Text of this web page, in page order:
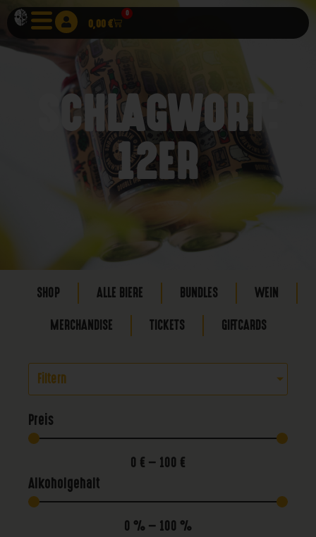
0,00€
0
SCHLAGWORT:
12ER
SHOP ALLE BIERE BUNDLES WEIN
MERCHANDISE TICKETS GIFTCARDS
Filtern
Preis
0 € — 100 €
Alkoholgehalt
0 % — 100 %